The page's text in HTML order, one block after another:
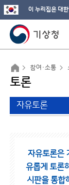
이 누리집은 대
참여·소통
토론
자유토론
자유토론은
유롭게 토론
시판을 통합